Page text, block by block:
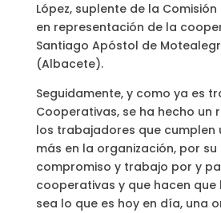
López, suplente de la
en representación de la
Santiago Apóstol de
(Albacete).
Seguidamente, y como ya es
Cooperativas, se ha hecho un
los trabajadores que cumplen
más en la organización, por
compromiso y trabajo por y
cooperativas y que hacen que
sea lo que es hoy en día, una